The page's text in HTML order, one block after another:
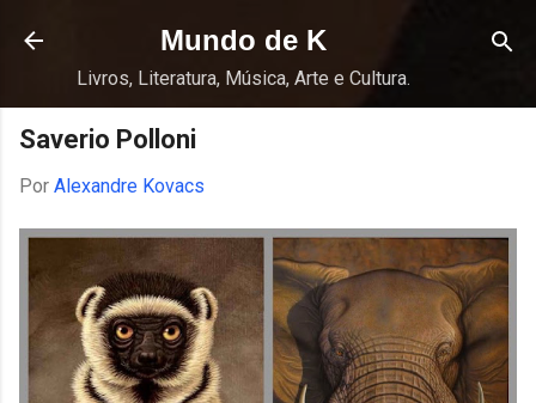
Pular para o conteúdo principal
Mundo de K
Livros, Literatura, Música, Arte e Cultura.
Saverio Polloni
Por Alexandre Kovacs